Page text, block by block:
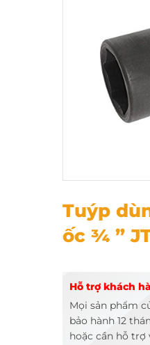
Tuýp
ốc ¾ ”
Hỗ trợ khách
Mọi sản phẩm
bảo hành 12
hoặc cần hỗ trợ